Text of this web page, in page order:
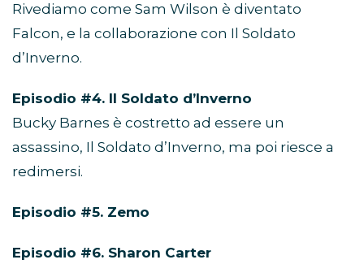
Rivediamo come Sam Wilson è diventato
Falcon, e la collaborazione con Il Soldato
d’Inverno.
Episodio #4. Il Soldato d’Inverno
Bucky Barnes è costretto ad essere un
assassino, Il Soldato d’Inverno, ma poi riesce a
redimersi.
Episodio #5. Zemo
Episodio #6. Sharon Carter